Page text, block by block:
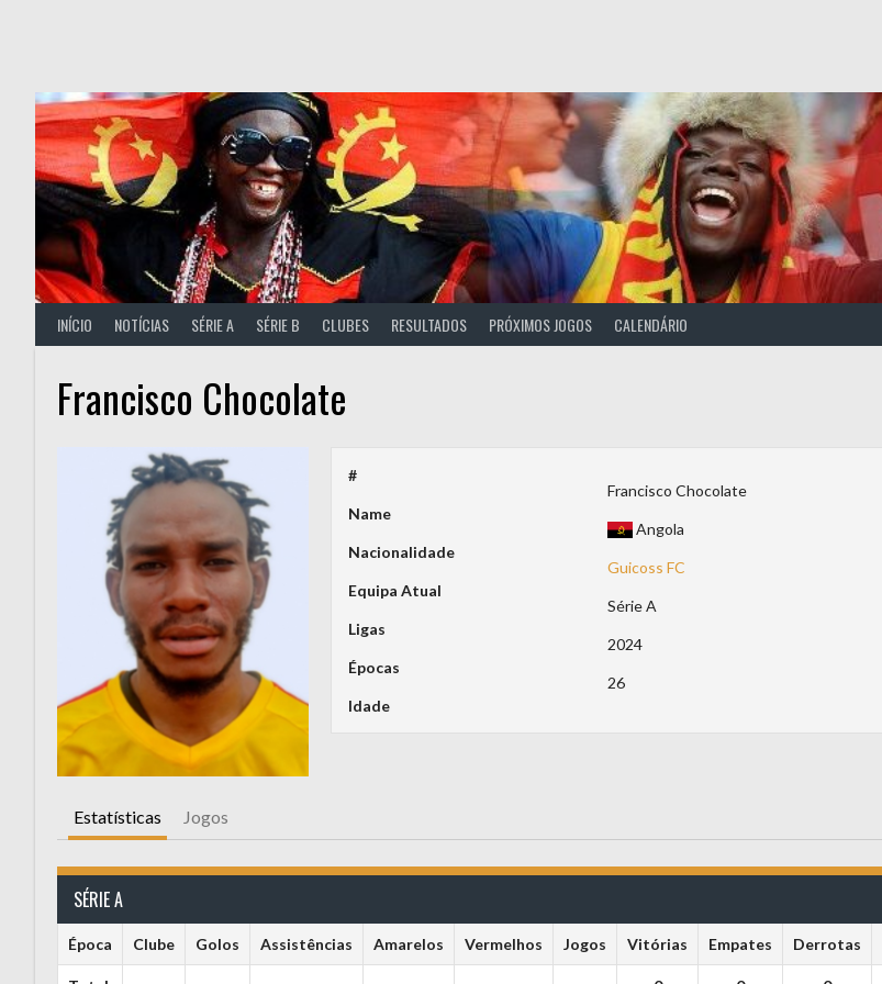
INÍCIO NOTÍCIAS SÉRIE A SÉRIE B CLUBES RESULTADOS PRÓXIMOS JOGOS CALENDÁRIO
Francisco Chocolate
#
Name
Francisco Chocolate
Nacionalidade
Angola
Equipa Atual
Guicoss FC
Ligas
Série A
Épocas
2024
Idade
26
Estatísticas Jogos
SÉRIE A
Época Clube Golos Assistências Amarelos Vermelhos Jogos Vitórias Empates Derrotas